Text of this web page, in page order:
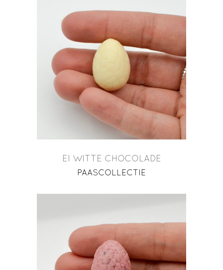
EI WITTE CHOCOLADE
PAASCOLLECTIE